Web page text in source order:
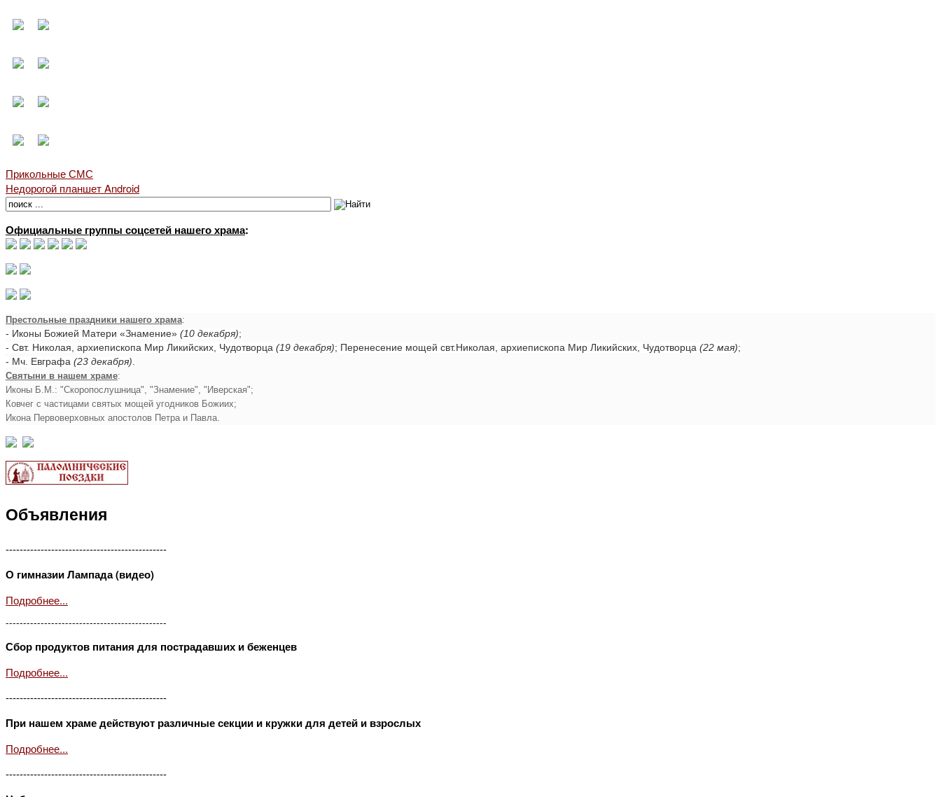
Прикольные СМС
Недорогой планшет Android
Официальные группы соцсетей нашего храма:
Престольные праздники нашего храма:
- Иконы Божией Матери «Знамение» (10 декабря);
- Свт. Николая, архиепископа Мир Ликийских, Чудотворца (19 декабря); Перенесение мощей свт.Николая, архиепископа Мир Ликийских, Чудотворца (22 мая);
- Мч. Евграфа (23 декабря)
Святыни в нашем храме:
Иконы Б.М.: "Скоропослушница", "Знамение", "Иверская";
Ковчег с частицами святых мощей угодников Божиих;
Икона Первоверховных апостолов Петра и Павла.
Объявления
----------------------------------------------
О гимназии Лампада (видео)
Подробнее...
----------------------------------------------
Сбор продуктов питания для пострадавших и беженцев
Подробнее...
----------------------------------------------
При нашем храме действуют различные секции и кружки для детей и взрослых
Подробнее...
----------------------------------------------